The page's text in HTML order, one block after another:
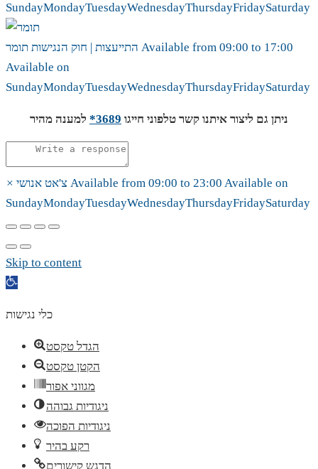
SundayMondayTuesdayWednesdayThursdayFridaySaturday
התייעצות | חוק הנגישות Available from 09:00 to 17:00
Available on
SundayMondayTuesdayWednesdayThursdayFridaySaturday
ניתן גם ליצור איתנו קשר טלפוני חייגו 3689* למענה מהיר
× צ'אט אנושי Available from 09:00 to 23:00 Available on
SundayMondayTuesdayWednesdayThursdayFridaySaturday
Skip to content
Open
כלי נגישות
הגדל טקסט
הקטן טקסט
מגווני אפור
ניגודיות גבוהה
ניגודיות הפוכה
רקע בהיר
הדגש קישורים